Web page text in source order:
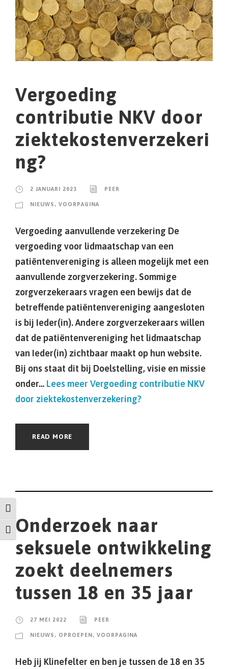
Keuze voor hoog contrast
Kies grootte van het lettertype
Vergoeding
contributie NKV door
ziektekostenverzekeri
ng?
2 JANUARI 2023 PEER
NIEUWS , VOORPAGINA
Vergoeding aanvullende verzekering De
vergoeding voor lidmaatschap van een
patiëntenvereniging is alleen mogelijk met een
aanvullende zorgverzekering. Sommige
zorgverzekeraars vragen een bewijs dat de
betreffende patiëntenvereniging aangesloten
is bij Ieder(in). Andere zorgverzekeraars willen
dat de patiëntenvereniging het lidmaatschap
van Ieder(in) zichtbaar maakt op hun website.
Bij ons staat dit bij Doelstelling, visie en missie
onder… Lees meer Vergoeding contributie NKV
door ziektekostenverzekering?
READ MORE
Onderzoek naar
seksuele ontwikkeling
zoekt deelnemers
tussen 18 en 35 jaar
27 MEI 2022 PEER
NIEUWS , OPROEPEN, VOORPAGINA
Heb jij Klinefelter en ben je tussen de 18 en 35